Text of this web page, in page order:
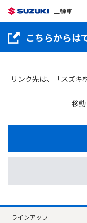
二輪車
こちらからは
リンク先は、「スズキ
移
ラインアップ